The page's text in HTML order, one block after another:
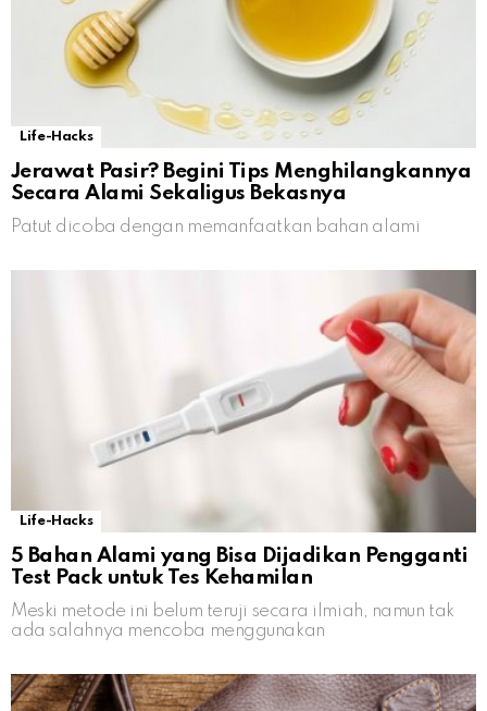
Life-Hacks
Jerawat Pasir? Begini Tips Menghilangkannya
Secara Alami Sekaligus Bekasnya
Patut dicoba dengan memanfaatkan bahan alami
Life-Hacks
5 Bahan Alami yang Bisa Dijadikan Pengganti
Test Pack untuk Tes Kehamilan
Meski metode ini belum teruji secara ilmiah, namun tak
ada salahnya mencoba menggunakan